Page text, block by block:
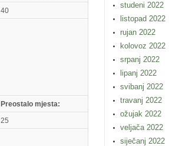
40
Preostalo mjesta:
25
studeni 2022
listopad 2022
rujan 2022
kolovoz 2022
srpanj 2022
lipanj 2022
svibanj 2022
travanj 2022
ožujak 2022
veljača 2022
siječanj 2022